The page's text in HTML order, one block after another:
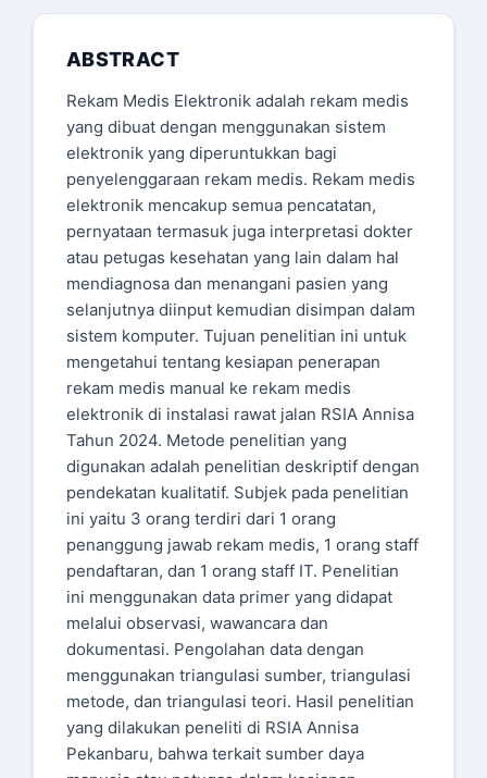
ABSTRACT
Rekam Medis Elektronik adalah rekam medis
yang dibuat dengan menggunakan sistem
elektronik yang diperuntukkan bagi
penyelenggaraan rekam medis. Rekam medis
elektronik mencakup semua pencatatan,
pernyataan termasuk juga interpretasi dokter
atau petugas kesehatan yang lain dalam hal
mendiagnosa dan menangani pasien yang
selanjutnya diinput kemudian disimpan dalam
sistem komputer. Tujuan penelitian ini untuk
mengetahui tentang kesiapan penerapan
rekam medis manual ke rekam medis
elektronik di instalasi rawat jalan RSIA Annisa
Tahun 2024. Metode penelitian yang
digunakan adalah penelitian deskriptif dengan
pendekatan kualitatif. Subjek pada penelitian
ini yaitu 3 orang terdiri dari 1 orang
penanggung jawab rekam medis, 1 orang staff
pendaftaran, dan 1 orang staff IT. Penelitian
ini menggunakan data primer yang didapat
melalui observasi, wawancara dan
dokumentasi. Pengolahan data dengan
menggunakan triangulasi sumber, triangulasi
metode, dan triangulasi teori. Hasil penelitian
yang dilakukan peneliti di RSIA Annisa
Pekanbaru, bahwa terkait sumber daya